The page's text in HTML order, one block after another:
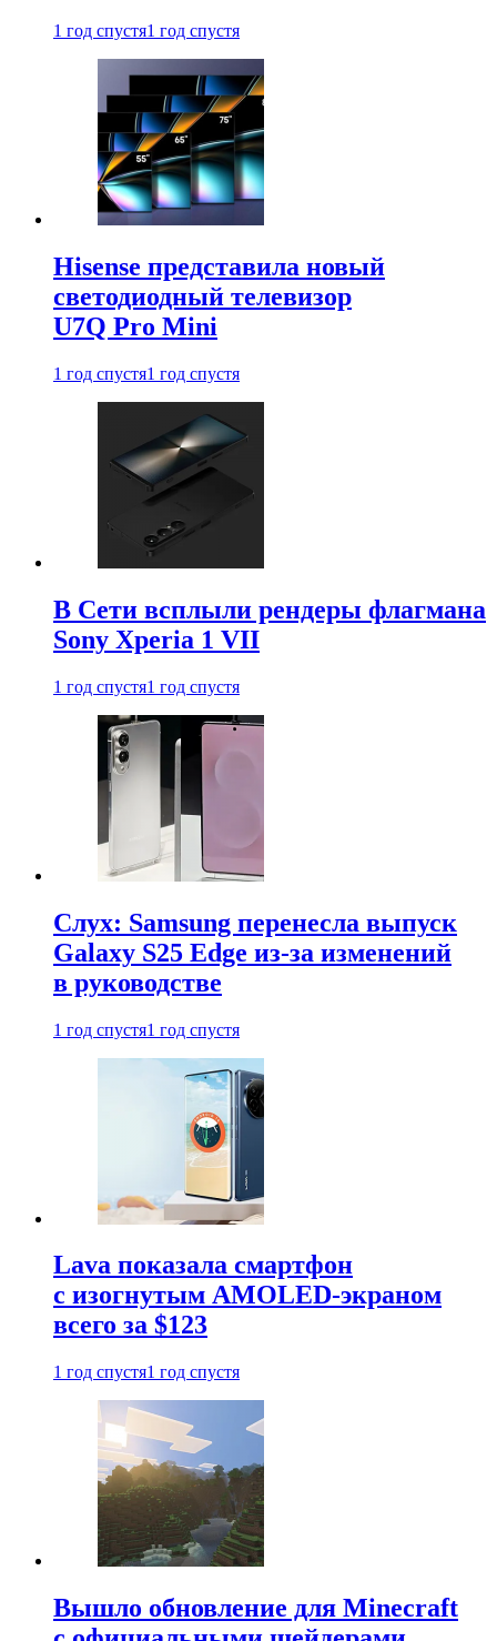
1 год спустя1 год спустя
Hisense представила новый
светодиодный телевизор
U7Q Pro Mini
1 год спустя1 год спустя
В Сети всплыли рендеры флагмана
Sony Xperia 1 VII
1 год спустя1 год спустя
Слух: Samsung перенесла выпуск
Galaxy S25 Edge из-за изменений
в руководстве
1 год спустя1 год спустя
Lava показала смартфон
с изогнутым AMOLED-экраном
всего за $123
1 год спустя1 год спустя
Вышло обновление для Minecraft